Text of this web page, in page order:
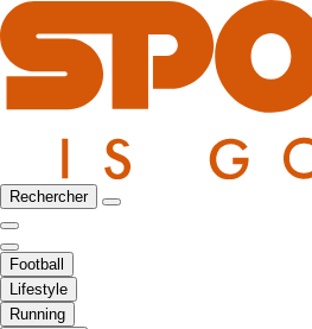
Rechercher
Football
Lifestyle
Running